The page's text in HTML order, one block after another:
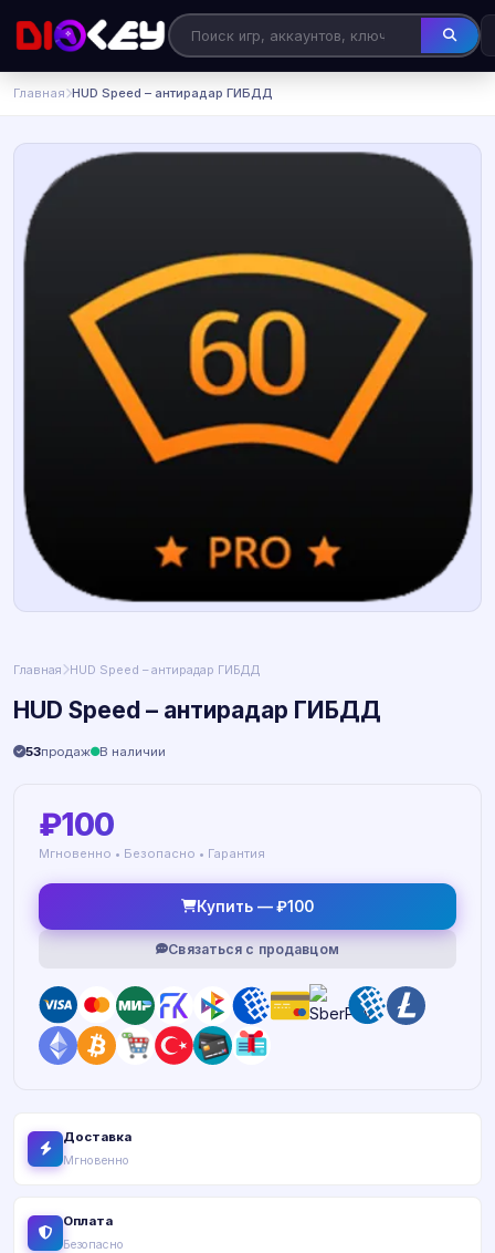
Главная HUD Speed – антирадар ГИБДД
Главная HUD Speed – антирадар ГИБДД
HUD Speed – антирадар ГИБДД
53продаж В наличии
₽100
Мгновенно • Безопасно • Гарантия
Купить — ₽100
Связаться с продавцом
Доставка
Мгновенно
Оплата
Безопасно